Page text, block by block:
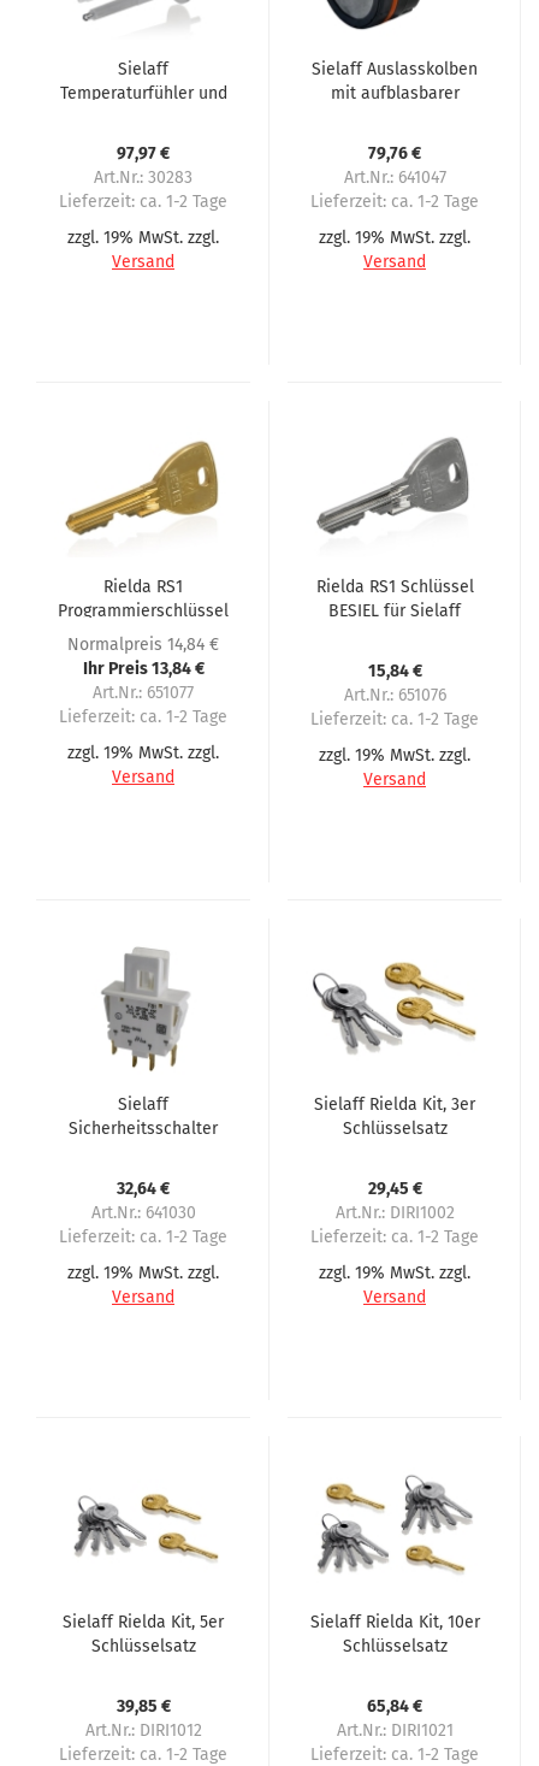
Sielaff
Temperaturfühler und
97,97 €
Art.Nr.: 30283
Lieferzeit: ca. 1-2 Tage
zzgl. 19% MwSt. zzgl.
Versand
Sielaff Auslasskolben
mit aufblasbarer
79,76 €
Art.Nr.: 641047
Lieferzeit: ca. 1-2 Tage
zzgl. 19% MwSt. zzgl.
Versand
Rielda RS1
Programmierschlüssel
BESIEL für Sielaff
Normalpreis 14,84 €
Ihr Preis 13,84 €
Art.Nr.: 651077
Lieferzeit: ca. 1-2 Tage
zzgl. 19% MwSt. zzgl.
Versand
Rielda RS1 Schlüssel
BESIEL für Sielaff
15,84 €
Art.Nr.: 651076
Lieferzeit: ca. 1-2 Tage
zzgl. 19% MwSt. zzgl.
Versand
Sielaff
Sicherheitsschalter
32,64 €
Art.Nr.: 641030
Lieferzeit: ca. 1-2 Tage
zzgl. 19% MwSt. zzgl.
Versand
Sielaff Rielda Kit, 3er
Schlüsselsatz
29,45 €
Art.Nr.: DIRI1002
Lieferzeit: ca. 1-2 Tage
zzgl. 19% MwSt. zzgl.
Versand
Sielaff Rielda Kit, 5er
Schlüsselsatz
39,85 €
Art.Nr.: DIRI1012
Lieferzeit: ca. 1-2 Tage
Sielaff Rielda Kit, 10er
Schlüsselsatz
65,84 €
Art.Nr.: DIRI1021
Lieferzeit: ca. 1-2 Tage